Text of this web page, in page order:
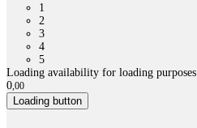
1
2
3
4
5
Loading availability for loading purposes.
0,00
Loading button